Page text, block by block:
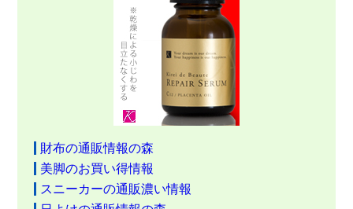
財布の通販情報の森
美脚のお買い得情報
スニーカーの通販濃い情報